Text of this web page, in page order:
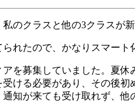
のクラスと他の3クラスが
れたので、かなりスマー
アを募集していました。夏
受ける必要があり、その後
知が来ても受け取れず、他